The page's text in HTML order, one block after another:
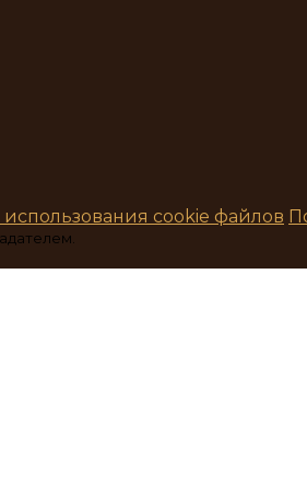
cookie файлов